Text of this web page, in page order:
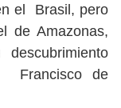
el Brasil, pero
de Amazonas,
Francisco de